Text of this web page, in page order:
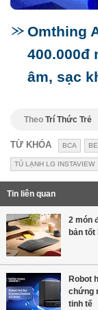
Omthing
400.000đ
âm, sạc
Theo Trí Thức Trẻ
TỪ KHÓA BCA
TỦ LẠNH LG INSTAVIEW
Tin liên quan
2 món
bản
Robot
chứng
tinh tế